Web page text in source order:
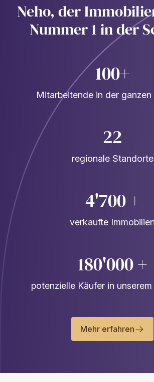
Neho, der
Nummer 1 in der
100+
Mitarbeitende in der ganzen
22
regionale Standorte
4'700 +
verkaufte Immobilien
180'000 +
potenzielle Käufer in
Mehr erfahren